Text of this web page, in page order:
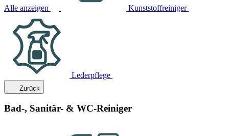
Alle anzeigen Kunststoffreiniger
Lederpflege
Zurück
Bad-, Sanitär- & WC-Reiniger